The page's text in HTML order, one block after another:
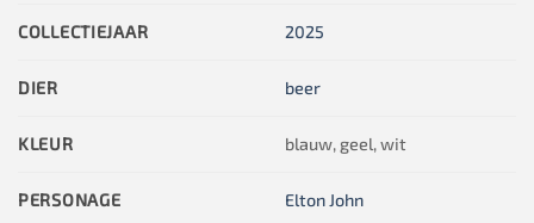
COLLECTIEJAAR 2025
DIER beer
KLEUR blauw, geel, wit
PERSONAGE Elton John